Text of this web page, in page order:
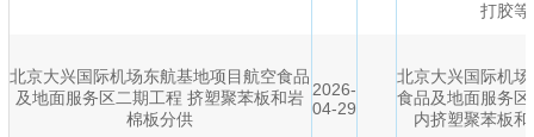
打胶
北京大兴国际机场东航基地项目航空食品
及地面服务区二期工程 挤塑聚苯板和岩
棉板分供
2026-
04-29
北京大兴国际机
食品及地面服务
内挤塑聚苯板